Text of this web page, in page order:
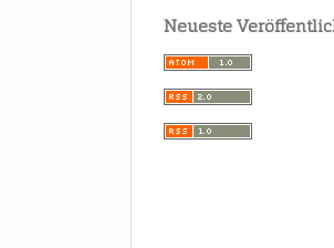
Neueste